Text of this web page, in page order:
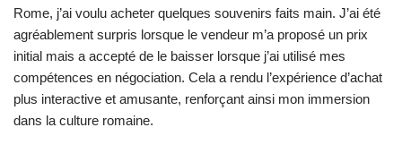
Rome, j’ai voulu acheter quelques souvenirs faits main. J’ai été
agréablement surpris lorsque le vendeur m’a proposé un prix
initial mais a accepté de le baisser lorsque j’ai utilisé mes
compétences en négociation. Cela a rendu l’expérience d’achat
plus interactive et amusante, renforçant ainsi mon immersion
dans la culture romaine.